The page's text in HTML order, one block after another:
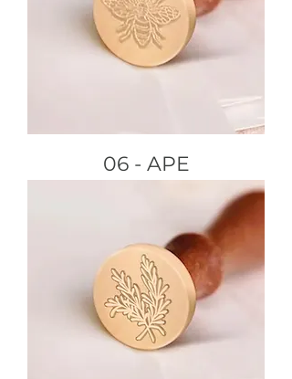
06 - APE